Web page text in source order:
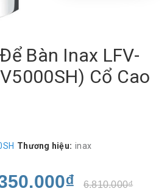
Bàn Inax LFV-
Cổ Cao
Thương hiệu: inax
6.810.000₫